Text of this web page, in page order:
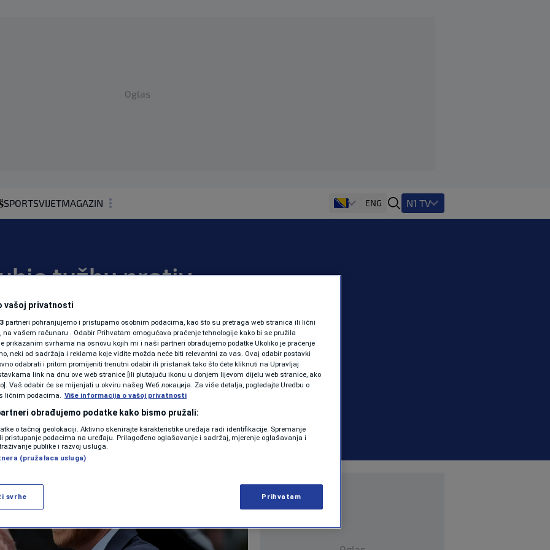
Oglas
SPORTSVIJETMAGAZIN
KOLUMNE
PODCAST
N1 SPECIJAL
FENOMENI
NEISTRAŽENO
VIRALNO
ENG N1 TV
tužbu protiv
Maila
| SHOWBIZ | 0 komentara
Više
vašoj privatnosti
partneri pohranjujemo i pristupamo osobnim podacima, kao što su pretraga web stranica ili lični
na vašem računaru . Odabir Prihvatam omogućava praćenje tehnologije kako bi se pružila
prikazanim svrhama na osnovu kojih mi i naši partneri obrađujemo podatke Ukoliko je praćenje
neki od sadržaja i reklama koje vidite možda neće biti relevantni za vas. Ovaj odabir postavki
odabrati i pritom promijeniti trenutni odabir ili pristanak tako što ćete kliknuti na Upravljaj
link na dnu ove web stranice [ili plutajuću ikonu u donjem lijevom dijelu web stranice, ako
Vaš odabir će se mijenjati u okviru našeg Wеб локација. Za više detalja, pogledajte Uredbu o
ličnim podacima. Više informacija o vašoj privatnosti
obrađujemo podatke kako bismo pružali:
o tačnoj geolokaciji. Aktivno skenirajte karakteristike uređaja radi identifikacije. Spremanje
pristupanje podacima na uređaju. Prilagođeno oglašavanje i sadržaj, mjerenje oglašavanja i
publike i razvoj usluga.
(pružalaca usluga)
svrhe Prihvatam